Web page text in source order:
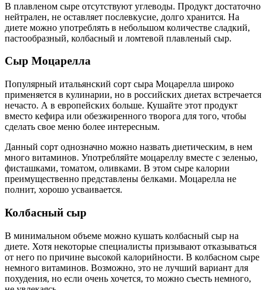
В плавленом сыре отсутствуют углеводы. Продукт достаточно
нейтрален, не оставляет послевкусие, долго хранится. На
диете можно употреблять в небольшом количестве сладкий,
пастообразный, колбасный и ломтевой плавленый сыр.
Сыр Моцарелла
Популярный итальянский сорт сыра Моцарелла широко
применяется в кулинарии, но в российских диетах встречается
нечасто. А в европейских больше. Кушайте этот продукт
вместо кефира или обезжиренного творога для того, чтобы
сделать свое меню более интересным.
Данный сорт однозначно можно назвать диетическим, в нем
много витаминов. Употребляйте моцареллу вместе с зеленью,
фисташками, томатом, оливками. В этом сыре калории
преимущественно представлены белками. Моцарелла не
полнит, хорошо усваивается.
Колбасный сыр
В минимальном объеме можно кушать колбасный сыр на
диете. Хотя некоторые специалисты призывают отказываться
от него по причине высокой калорийности. В колбасном сыре
немного витаминов. Возможно, это не лучший вариант для
похудения, но если очень хочется, то можно съесть немного,